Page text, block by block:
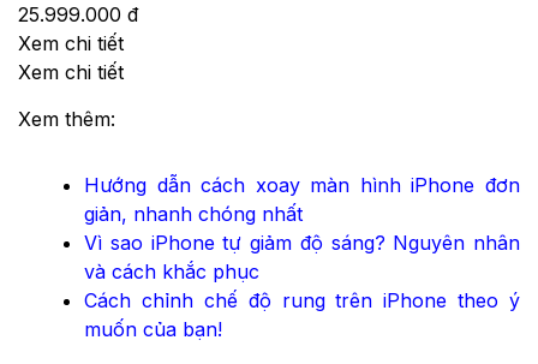
25.999.000 đ
Xem chi tiết
Xem chi tiết
Xem thêm:
Hướng dẫn cách xoay màn hình iPhone đơn
giản, nhanh chóng nhất
Vì sao iPhone tự giảm độ sáng? Nguyên nhân
và cách khắc phục
Cách chỉnh chế độ rung trên iPhone theo ý
muốn của bạn!